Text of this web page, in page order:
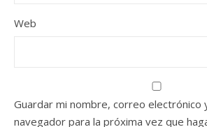
Web
Guardar mi nombre, correo electrónico
navegador para la próxima vez que